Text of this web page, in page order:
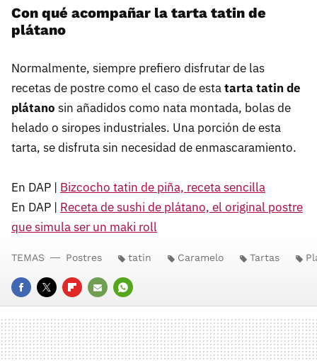
Con qué acompañar la tarta tatin de
plátano
Normalmente, siempre prefiero disfrutar de las
recetas de postre como el caso de estatarta tatin de
plátano sin añadidos como nata montada, bolas de
helado o siropes industriales. Una porción de esta
tarta, se disfruta sin necesidad de enmascaramiento.
En DAP | Bizcocho tatin de piña, receta sencilla
En DAP | Receta de sushi de plátano, el original postre
que simula ser un maki roll
FACEBOOK
TWITTERFLIPBOARD
E-
MAIL
WHATSAPP
TEMAS Postres tatin Caramelo Tartas